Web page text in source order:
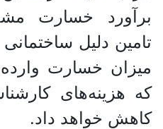
برآورد خسارت
تامین دلیل
میزان خسارت
که هزینه‌های
کاهش خواهد داد.